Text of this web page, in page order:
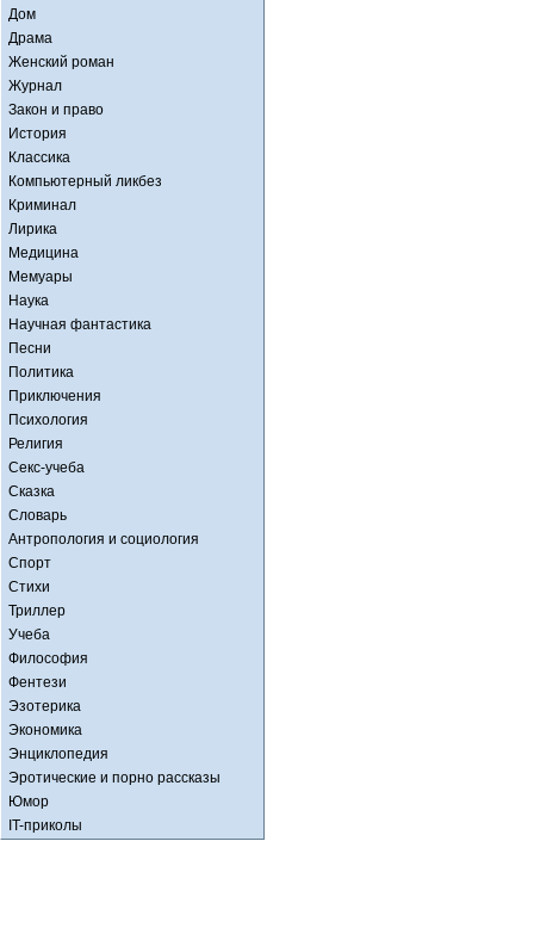
Дом
Драма
Женский роман
Журнал
Закон и право
История
Классика
Компьютерный ликбез
Криминал
Лирика
Медицина
Мемуары
Наука
Научная фантастика
Песни
Политика
Приключения
Психология
Религия
Секс-учеба
Сказка
Словарь
Антропология и социология
Спорт
Стихи
Триллер
Учеба
Философия
Фентези
Эзотерика
Экономика
Энциклопедия
Эротические и порно рассказы
Юмор
IT-приколы